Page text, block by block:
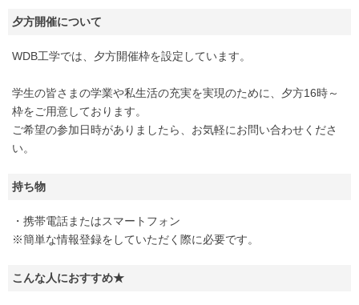
夕方開催について
WDB工学では、夕方開催枠を設定しています。
学生の皆さまの学業や私生活の充実を実現のために、夕方16時～
枠をご用意しております。
ご希望の参加日時がありましたら、お気軽にお問い合わせくださ
い。
持ち物
・携帯電話またはスマートフォン
※簡単な情報登録をしていただく際に必要です。
こんな人におすすめ★